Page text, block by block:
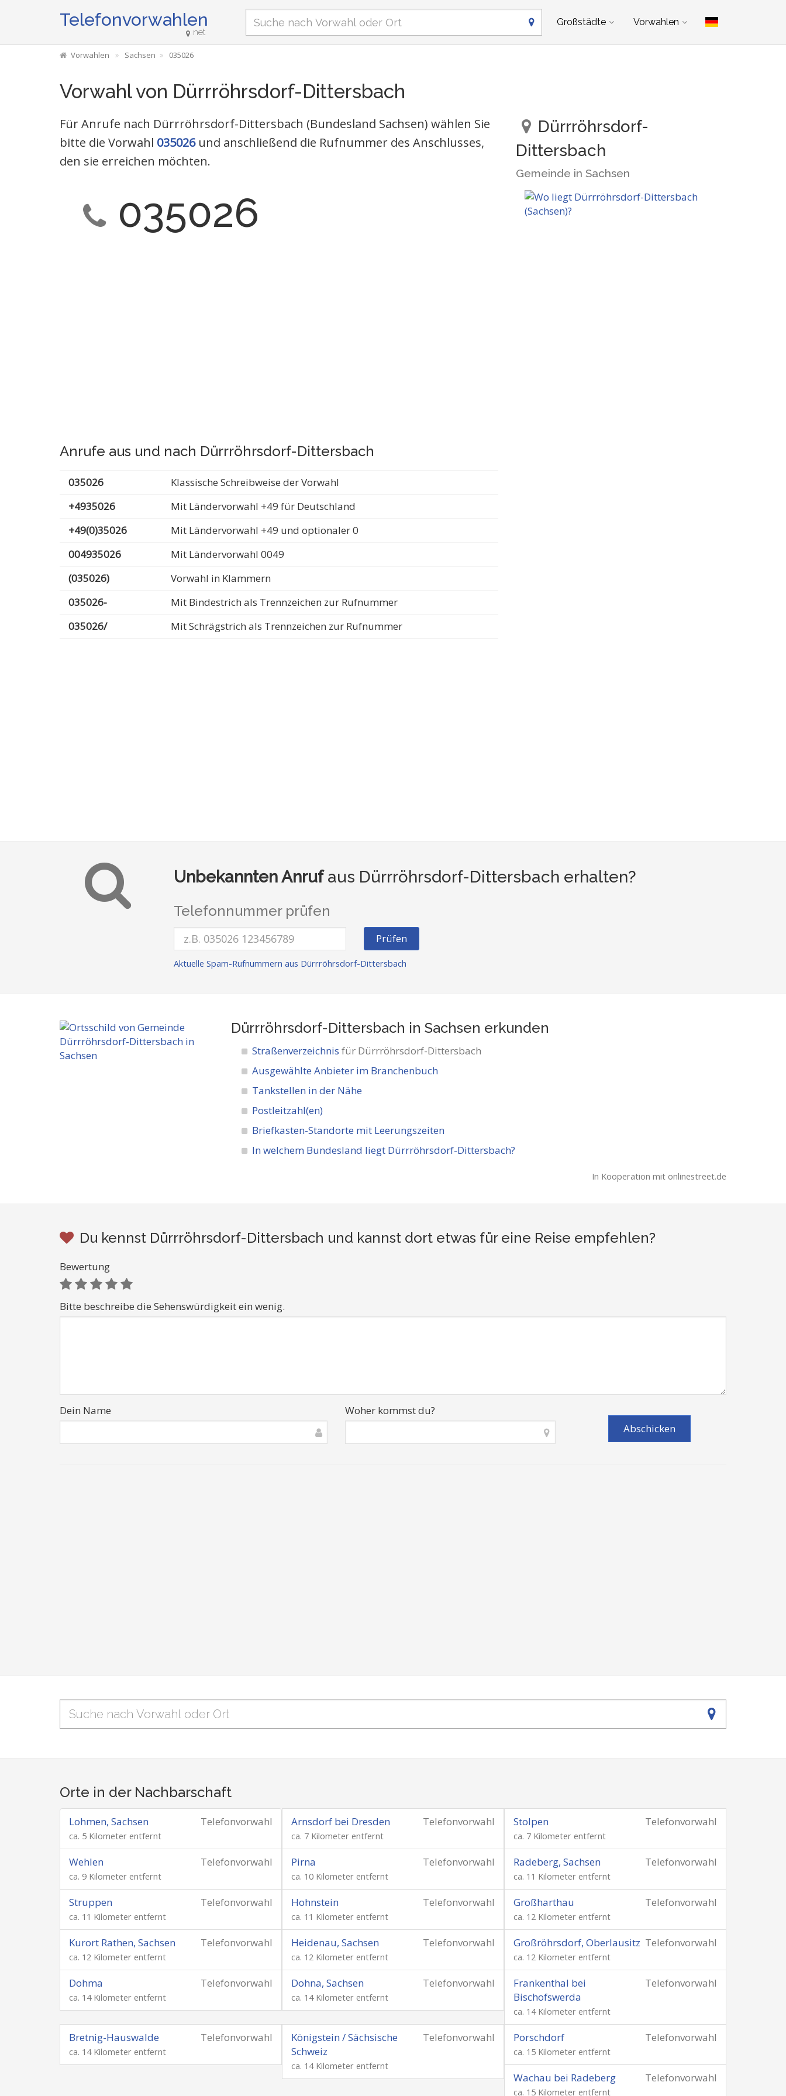
Telefonvorwahlen
net
Großstädte Vorwahlen
Vorwahlen Sachsen 035026
Vorwahl von Dürrröhrsdorf-Dittersbach
Für Anrufe nach Dürrröhrsdorf-Dittersbach (Bundesland Sachsen) wählen Sie
bitte die Vorwahl 035026und anschließend die Rufnummer des Anschlusses,
den sie erreichen möchten.
035026
Anrufe aus und nach Dürrröhrsdorf-Dittersbach
035026
Klassische Schreibweise der Vorwahl
+4935026
Mit Ländervorwahl +49 für Deutschland
+49(0)35026
Mit Ländervorwahl +49 und optionaler 0
004935026
Mit Ländervorwahl 0049
(035026)
Vorwahl in Klammern
035026-
Mit Bindestrich als Trennzeichen zur Rufnummer
035026/
Mit Schrägstrich als Trennzeichen zur Rufnummer
Dürrröhrsdorf-
Dittersbach
Gemeinde in Sachsen
Unbekannten Anrufaus Dürrröhrsdorf-Dittersbach erhalten?
Telefonnummer prüfen
Prüfen
Aktuelle Spam-Rufnummern aus Dürrröhrsdorf-Dittersbach
Dürrröhrsdorf-Dittersbach in Sachsen erkunden
Straßenverzeichnis für Dürrröhrsdorf-Dittersbach
Ausgewählte Anbieter im Branchenbuch
Tankstellen in der Nähe
Postleitzahl(en)
Briefkasten-Standorte mit Leerungszeiten
In welchem Bundesland liegt Dürrröhrsdorf-Dittersbach?
In Kooperation mit onlinestreet.de
Du kennst Dürrröhrsdorf-Dittersbach und kannst dort etwas für eine Reise empfehlen?
Bewertung
Bitte beschreibe die Sehenswürdigkeit ein wenig.
Dein Name Woher kommst du?
Orte in der Nachbarschaft
Telefonvorwahl
Lohmen, Sachsen
ca. 5 Kilometer entfernt
Telefonvorwahl
Arnsdorf bei Dresden
ca. 7 Kilometer entfernt
Telefonvorwahl
Stolpen
ca. 7 Kilometer entfernt
Telefonvorwahl
Wehlen
ca. 9 Kilometer entfernt
Telefonvorwahl
Pirna
ca. 10 Kilometer entfernt
Telefonvorwahl
Radeberg, Sachsen
ca. 11 Kilometer entfernt
Telefonvorwahl
Struppen
ca. 11 Kilometer entfernt
Telefonvorwahl
Hohnstein
ca. 11 Kilometer entfernt
Telefonvorwahl
Großharthau
ca. 12 Kilometer entfernt
Telefonvorwahl
Kurort Rathen, Sachsen
ca. 12 Kilometer entfernt
Telefonvorwahl
Heidenau, Sachsen
ca. 12 Kilometer entfernt
Telefonvorwahl
Großröhrsdorf, Oberlausitz
ca. 12 Kilometer entfernt
Telefonvorwahl
Dohma
ca. 14 Kilometer entfernt
Telefonvorwahl
Dohna, Sachsen
ca. 14 Kilometer entfernt
Telefonvorwahl
Frankenthal bei
Bischofswerda
ca. 14 Kilometer entfernt
Telefonvorwahl
Bretnig-Hauswalde
ca. 14 Kilometer entfernt
Telefonvorwahl
Königstein / Sächsische
Schweiz
ca. 14 Kilometer entfernt
Telefonvorwahl
Porschdorf
ca. 15 Kilometer entfernt
Telefonvorwahl
Wachau bei Radeberg
ca. 15 Kilometer entfernt